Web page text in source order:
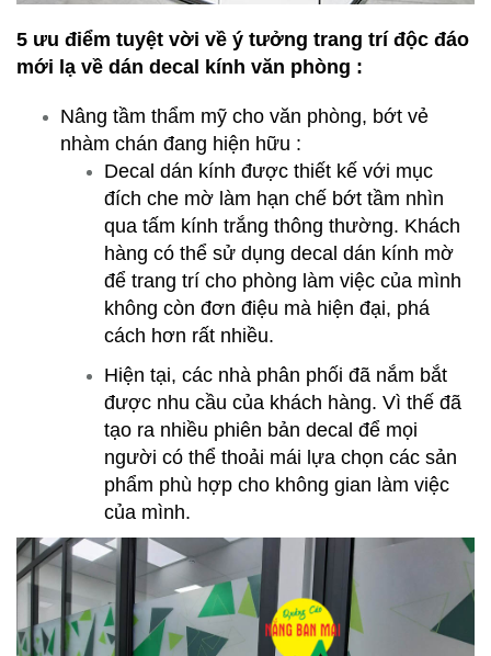
5 ưu điểm tuyệt vời về ý tưởng trang trí độc đáo
mới lạ về dán decal kính văn phòng :
Nâng tầm thẩm mỹ cho văn phòng, bớt vẻ
nhàm chán đang hiện hữu :
Decal dán kính được thiết kế với mục
đích che mờ làm hạn chế bớt tầm nhìn
qua tấm kính trắng thông thường. Khách
hàng có thể sử dụng decal dán kính mờ
để trang trí cho phòng làm việc của mình
không còn đơn điệu mà hiện đại, phá
cách hơn rất nhiều.
Hiện tại, các nhà phân phối đã nắm bắt
được nhu cầu của khách hàng. Vì thế đã
tạo ra nhiều phiên bản decal để mọi
người có thể thoải mái lựa chọn các sản
phẩm phù hợp cho không gian làm việc
của mình.